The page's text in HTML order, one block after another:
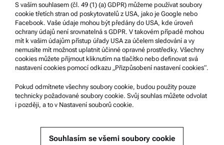
Podpora produktů
Certifikovaný servis Anton Paar
Prohlášení o bezpečnosti
Technická centra společnosti Anton Paar
Informace o společnosti
S vaším souhlasem (čl. 49 (1) (a) GDPR) můžeme používat soubory
cookie třetích stran od poskytovatelů z USA, jako je Google nebo
Facebook. Vaše údaje mohou být předány do USA, kde úroveň
ochrany údajů není srovnatelná s GDPR. V takovém případě mohou
mít k vašim údajům přístup úřady USA za účelem sledování a vy
nemusíte mít možnost uplatnit účinné opravné prostředky. Všechny
cookies můžete přijmout kliknutím na tlačítko nebo definovat svá
nastavení cookies pomocí odkazu „Přizpůsobení nastavení cookies“.
Pokud odmítnete všechny soubory cookie, budou použity pouze
technicky požadované soubory cookie. Svůj souhlas můžete odvolat
i později, a to v Nastavení souborů cookie.
Souhlasím se všemi soubory cookie